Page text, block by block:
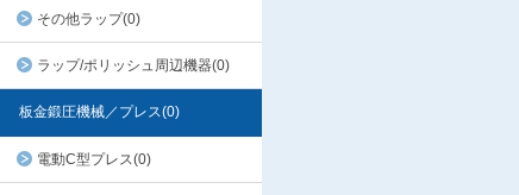
その他ラップ(0)
ラップ/ポリッシュ周辺機器(0)
板金鍛圧機械／プレス(0)
電動C型プレス(0)